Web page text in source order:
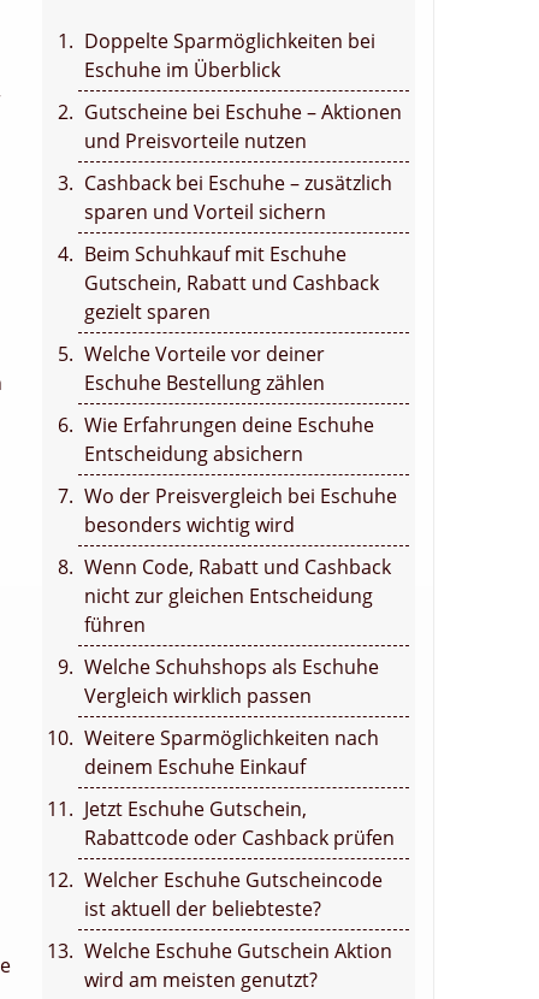
Doppelte Sparmöglichkeiten bei
Eschuhe im Überblick
Gutscheine bei Eschuhe – Aktionen
und Preisvorteile nutzen
Cashback bei Eschuhe – zusätzlich
sparen und Vorteil sichern
Beim Schuhkauf mit Eschuhe
Gutschein, Rabatt und Cashback
gezielt sparen
Welche Vorteile vor deiner
Eschuhe Bestellung zählen
Wie Erfahrungen deine Eschuhe
Entscheidung absichern
Wo der Preisvergleich bei Eschuhe
besonders wichtig wird
Wenn Code, Rabatt und Cashback
nicht zur gleichen Entscheidung
führen
Welche Schuhshops als Eschuhe
Vergleich wirklich passen
Weitere Sparmöglichkeiten nach
deinem Eschuhe Einkauf
Jetzt Eschuhe Gutschein,
Rabattcode oder Cashback prüfen
Welcher Eschuhe Gutscheincode
ist aktuell der beliebteste?
Welche Eschuhe Gutschein Aktion
wird am meisten genutzt?